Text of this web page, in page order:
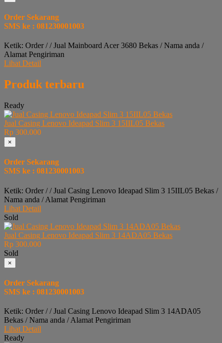
Order Sekarang
SMS ke : 081230001003
Ketik: Order / / Jual Mainboard Acer 3680 Bekas / Nama anda /
Alamat Pengiriman
Lihat Detail
Produk terbaru
Ready
Jual Casing Lenovo Ideapad Slim 3 15IIL05 Bekas
Rp 300.000
×
Order Sekarang
SMS ke : 081230001003
Ketik: Order / / Jual Casing Lenovo Ideapad Slim 3 15IIL05 Bekas /
Nama anda / Alamat Pengiriman
Lihat Detail
Sold
Jual Casing Lenovo Ideapad Slim 3 14ADA05 Bekas
Rp 300.000
Sold
×
Order Sekarang
SMS ke : 081230001003
Ketik: Order / / Jual Casing Lenovo Ideapad Slim 3 14ADA05
Bekas / Nama anda / Alamat Pengiriman
Lihat Detail
Ready